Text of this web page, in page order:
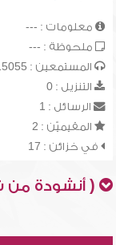
معلومات : ---
ملحوظة : ---
المستمعين : 15055
التنزيل : 0
الرسائل : 1
المقيميّن : 2
في خزائن : 17
( أنشودة من